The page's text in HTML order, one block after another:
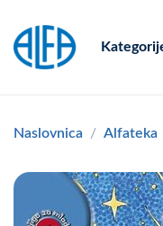
Naslovnica Alfateka